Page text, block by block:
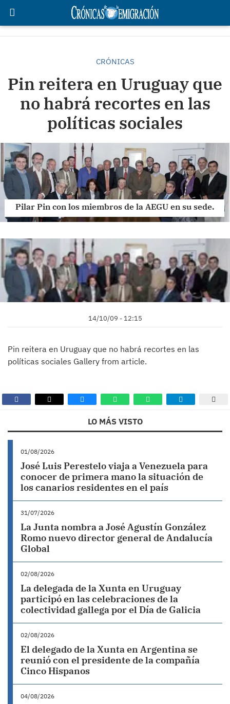
CRÓNICAS
Pin reitera en Uruguay que
no habrá recortes en las
políticas sociales
Pilar Pin con los miembros de la AEGU en su sede.
14/10/09 - 12:15
Pin reitera en Uruguay que no habrá recortes en las
políticas sociales Gallery from article.
LO MÁS VISTO
01/08/2026
José Luis Perestelo viaja a Venezuela para
conocer de primera mano la situación de
los canarios residentes en el país
31/07/2026
La Junta nombra a José Agustín González
Romo nuevo director general de Andalucía
Global
02/08/2026
La delegada de la Xunta en Uruguay
participó en las celebraciones de la
colectividad gallega por el Día de Galicia
02/08/2026
El delegado de la Xunta en Argentina se
reunió con el presidente de la compañía
Cinco Hispanos
04/08/2026